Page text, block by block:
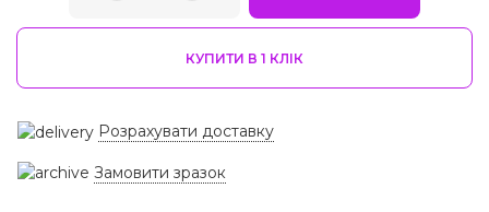
КУПИТИ В 1 КЛIК
Розрахувати доставку
Замовити зразок